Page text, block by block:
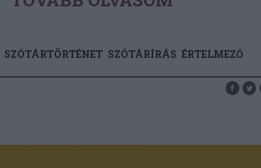
SZÓTÁRTÖRTÉNET SZÓTÁRÍRÁS ÉRTELMEZŐ